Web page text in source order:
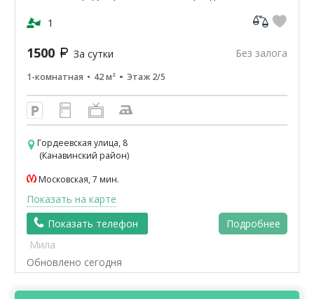
кв-42м2.ЦУМ,Шайба,Аптеки,банкомат-Сбербанк
ВТБ,Пятерочка.Чи...
1
1500 За сутки Без залога
1-комнатная 42 м² Этаж 2/5
Гордеевская улица, 8
(Канавинский район)
Московская, 7 мин.
Показать на карте
Показать телефон
Подробнее
Мила
Обновлено сегодня